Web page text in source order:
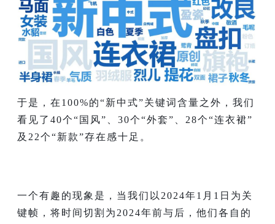
于是，在100%的“新中式”关键词含量之外，我们
看见了40个“国风”、30个“外套”、28个“连衣裙”
及22个“新款”存在感十足。
一个有趣的现象是，当我们以2024年1月1日为关
键帧，将时间切割为2024年前与后，他们各自的